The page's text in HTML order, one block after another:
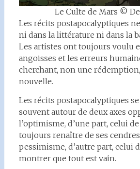
Le Culte de Mars ©
Les récits postapocalyptiques
ni dans la littérature ni dans la
Les artistes ont toujours voulu
angoisses et les erreurs
cherchant, non une
nouvelle.
Les récits postapocalyptiques
souvent autour de deux axes
l’optimisme, d’une part, celui
toujours renaître de ses
pessimisme, d’autre part, celui
montrer que tout est vain.